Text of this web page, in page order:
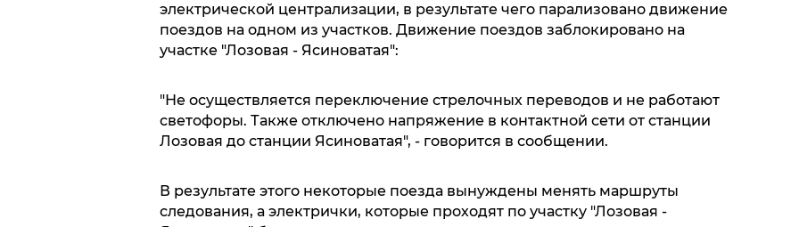
электрической централизации, в результате чего парализовано движение
поездов на одном из участков. Движение поездов заблокировано на
участке "Лозовая - Ясиноватая":
"Не осуществляется переключение стрелочных переводов и не работают
светофоры. Также отключено напряжение в контактной сети от станции
Лозовая до станции Ясиноватая", - говорится в сообщении.
В результате этого некоторые поезда вынуждены менять маршруты
следования, а электрички, которые проходят по участку "Лозовая -